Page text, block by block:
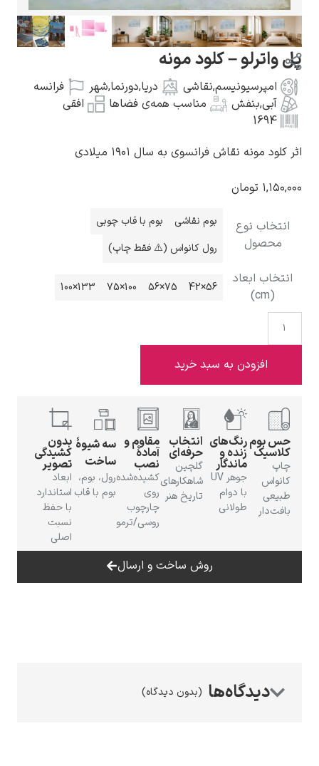
گوستاو کلیمت
ادوارد مونک
کامی پیسارو
ادوارد هاپر
ادگار دگا
– کلود مونه
امپرسیونیسم,نقاشی دریا,دورنما,شهر
فرانسه
,بنفش مناسب همه‌ی فضاها
افقی
1694
مونه نقاش فرانسوی به سال ۱۹۰۱ میلادی
تومان
نوع
محصول
بوم نقاشی
بوم با قاب چوبی
رول کانواس (⚠️ فقط چاپ)
ابعاد
56×42
75×56
100×75
133×100
افزودن به سبد خرید
بومرنگ‌های
زنده و
ماندگار
جوهر UV
با دوام
طولانی
انتخاب
حرفه‌ای
گلچین
شاهکارهای
تاریخ هنر
مقاوم و
آمادهٔ
نصب
کشیده‌شده
روی
چارچوب
روسی/ترمو
سه شیوهٔ
ساخت
رول، بوم،
بوم با قاب
بدون
کشیدگی
تصویر
ابعاد
استاندارد
روش ساخت و ارسال
(بدون دیدگاه)